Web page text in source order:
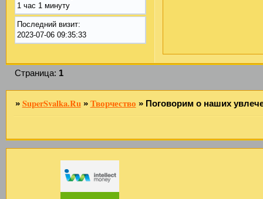
1 час 1 минуту
Последний визит:
2023-07-06 09:35:33
Страница: 1
» SuperSvalka.Ru » Творчество » Поговорим о наших